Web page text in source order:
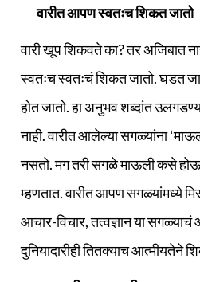
वारीत आपण स्वतःच शिकत जातो
वारी खूप शिकवते का? तर अजिबात
स्वतःच स्वतःचं शिकत जातो. घडत
होत जातो. हा अनुभव शब्दांत
नाही. वारीत आलेल्या सगळ्यांना
नसतो. मग तरी सगळे माऊली कसे
म्हणतात. वारीत आपण सगळ्यांमध्ये
आचार-विचार, तत्वज्ञान या सगळ्याचं
दुनियादारीही तितक्याच